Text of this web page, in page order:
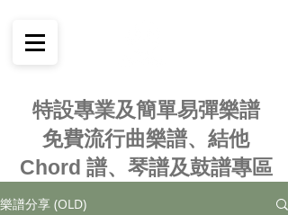
特設專業及簡單易彈樂譜
免費流行曲樂譜、結他
Chord 譜、琴譜及鼓譜專區
樂譜分享 (OLD)